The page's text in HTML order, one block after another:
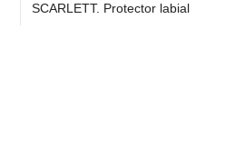
SCARLETT. Protector labial